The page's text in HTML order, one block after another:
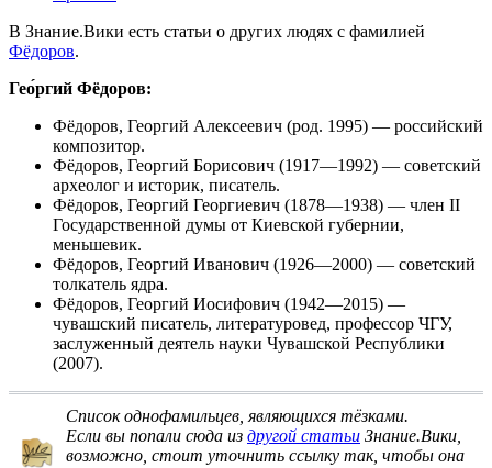
В Знание.Вики есть статьи о других людях с фамилией
Фёдоров.
Гео́ргий Фёдоров:
Фёдоров, Георгий Алексеевич (род. 1995) — российский
композитор.
Фёдоров, Георгий Борисович (1917—1992) — советский
археолог и историк, писатель.
Фёдоров, Георгий Георгиевич (1878—1938) — член II
Государственной думы от Киевской губернии,
меньшевик.
Фёдоров, Георгий Иванович (1926—2000) — советский
толкатель ядра.
Фёдоров, Георгий Иосифович (1942—2015) —
чувашский писатель, литературовед, профессор ЧГУ,
заслуженный деятель науки Чувашской Республики
(2007).
Список однофамильцев, являющихся тёзками.
Если вы попали сюда из другой статьи Знание.Вики,
возможно, стоит уточнить ссылку так, чтобы она